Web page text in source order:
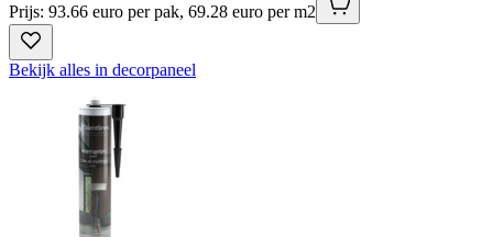
Prijs: 93.66 euro per pak, 69.28 euro per m2
Bekijk alles in decorpaneel